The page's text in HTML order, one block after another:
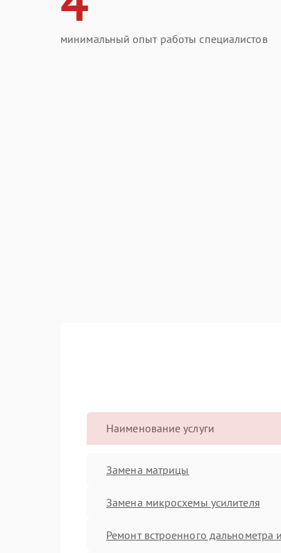
минимальный опыт работы специалистов
Наименование услуги
Замена матрицы
Замена микросхемы усилителя
Ремонт встроенного дальнометра